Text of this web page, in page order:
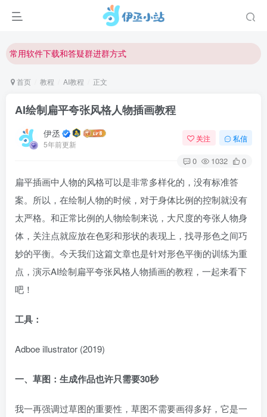
欢迎反馈网站中存在的问题和建议！
常用软件下载和答疑群进群方式
欢迎访问伊丞小站！
首页 教程 AI教程 正文
AI绘制扁平夸张风格人物插画教程
伊丞
5年前更新
关注 私信
0 1032 0
扁平插画中人物的风格可以是非常多样化的，没有标准答
案。所以，在绘制人物的时候，对于身体比例的控制就没有
太严格。和正常比例的人物绘制来说，大尺度的夸张人物身
体，关注点就应放在色彩和形状的表现上，找寻形色之间巧
妙的平衡。今天我们这篇文章也是针对形色平衡的训练为重
点，演示AI绘制扁平夸张风格人物插画的教程，一起来看下
吧！
工具：
Adboe illustrator (2019)
一、草图：生成作品也许只需要30秒
我一再强调过草图的重要性，草图不需要画得多好，它是一